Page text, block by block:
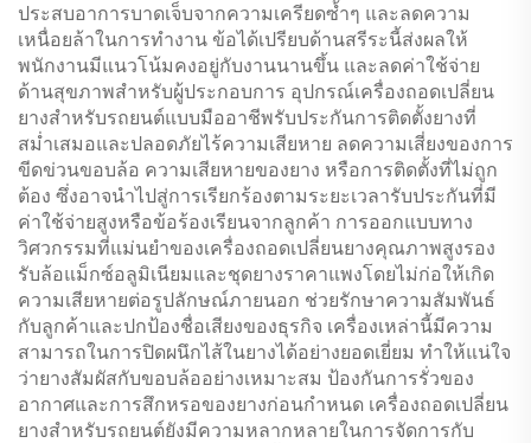
ประสบอาการบาดเจ็บจากความเครียดซ้ำๆ และลดความ
เหนื่อยล้าในการทำงาน ข้อได้เปรียบด้านสรีระนี้ส่งผลให้
พนักงานมีแนวโน้มคงอยู่กับงานนานขึ้น และลดค่าใช้จ่าย
ด้านสุขภาพสำหรับผู้ประกอบการ อุปกรณ์เครื่องถอดเปลี่ยน
ยางสำหรับรถยนต์แบบมืออาชีพรับประกันการติดตั้งยางที่
สม่ำเสมอและปลอดภัยไร้ความเสียหาย ลดความเสี่ยงของการ
ขีดข่วนขอบล้อ ความเสียหายของยาง หรือการติดตั้งที่ไม่ถูก
ต้อง ซึ่งอาจนำไปสู่การเรียกร้องตามระยะเวลารับประกันที่มี
ค่าใช้จ่ายสูงหรือข้อร้องเรียนจากลูกค้า การออกแบบทาง
วิศวกรรมที่แม่นยำของเครื่องถอดเปลี่ยนยางคุณภาพสูงรอง
รับล้อแม็กซ์อลูมิเนียมและชุดยางราคาแพงโดยไม่ก่อให้เกิด
ความเสียหายต่อรูปลักษณ์ภายนอก ช่วยรักษาความสัมพันธ์
กับลูกค้าและปกป้องชื่อเสียงของธุรกิจ เครื่องเหล่านี้มีความ
สามารถในการปิดผนึกไส้ในยางได้อย่างยอดเยี่ยม ทำให้แน่ใจ
ว่ายางสัมผัสกับขอบล้ออย่างเหมาะสม ป้องกันการรั่วของ
อากาศและการสึกหรอของยางก่อนกำหนด เครื่องถอดเปลี่ยน
ยางสำหรับรถยนต์ยังมีความหลากหลายในการจัดการกับ